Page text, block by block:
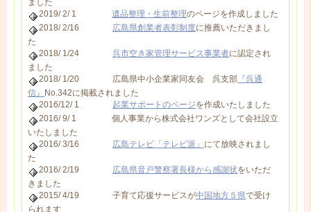
2019/ 2/ 1 遺品整理・生前整理のページを作成しました
2018/ 2/16 広島県創業者表彰制度に推薦いただきまし
た
2018/ 1/24 呉市空き家管理サービス事業者に認定され
ました
2018/ 1/20 広島県中小企業家同友会 呉支部 『呉通
信』 No.342に掲載されました
2016/12/ 1 起業サポートのページを作成いたしました
2016/ 9/ 1 個人事業から株式会社ワンズとして会社設立
いたしました
2016/ 3/16 広島テレビ「テレビ派」 にて放映されまし
た
2016/ 2/19 広島県音戸警察署長様から感謝状をいただ
きました
2015/ 4/19 子育て応援サービスが中国地方５県で受け
られます